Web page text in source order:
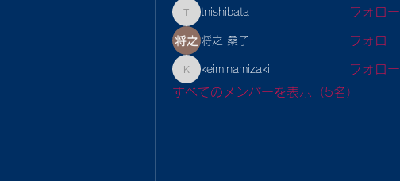
tnishibata
tnishibata フォロー
将之 桑子 フォロー
keiminamizaki
keiminamizaki
フォロー
すべてのメンバーを表示（5名）